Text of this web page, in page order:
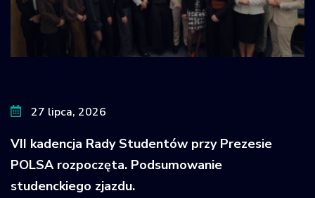
27 lipca, 2026
VII kadencja Rady Studentów przy Prezesie
POLSA rozpoczęta. Podsumowanie
studenckiego zjazdu.